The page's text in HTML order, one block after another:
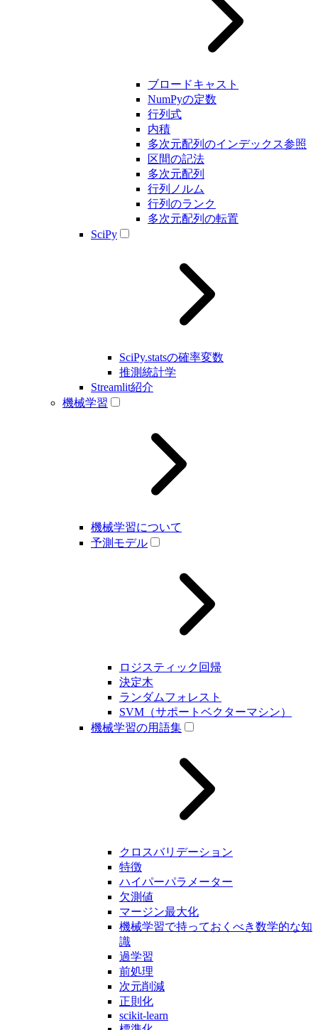
ブロードキャスト
NumPyの定数
行列式
内積
多次元配列のインデックス参照
区間の記法
多次元配列
行列ノルム
行列のランク
多次元配列の転置
SciPy
SciPy.statsの確率変数
推測統計学
Streamlit紹介
機械学習
機械学習について
予測モデル
ロジスティック回帰
決定木
ランダムフォレスト
SVM（サポートベクターマシン）
機械学習の用語集
クロスバリデーション
特徴
ハイパーパラメーター
欠測値
マージン最大化
機械学習で持っておくべき数学的な知
識
過学習
前処理
次元削減
正則化
scikit-learn